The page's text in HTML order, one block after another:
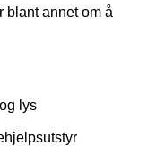
blant annet om å
lys